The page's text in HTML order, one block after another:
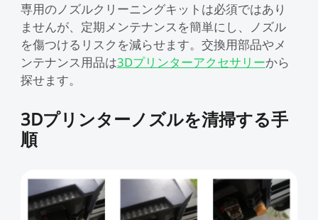
専用のノズルクリーニングキットは必須ではあり
ませんが、定期メンテナンスを簡単にし、ノズル
を傷つけるリスクを減らせます。交換用部品やメ
ンテナンス用品は3Dプリンターアクセサリーから
探せます。
3Dプリンターノズルを清掃する手
順